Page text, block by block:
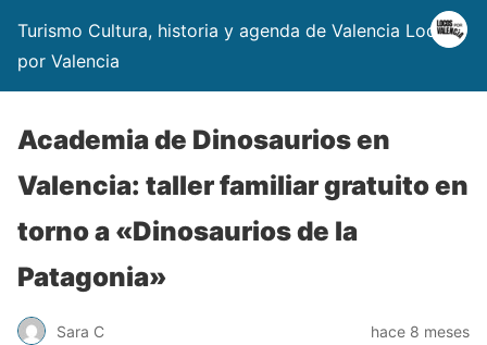
Turismo Cultura, historia y agenda de Valencia Locos
por Valencia
Academia de Dinosaurios en
Valencia: taller familiar gratuito en
torno a «Dinosaurios de la
Patagonia»
Sara C hace 8 meses